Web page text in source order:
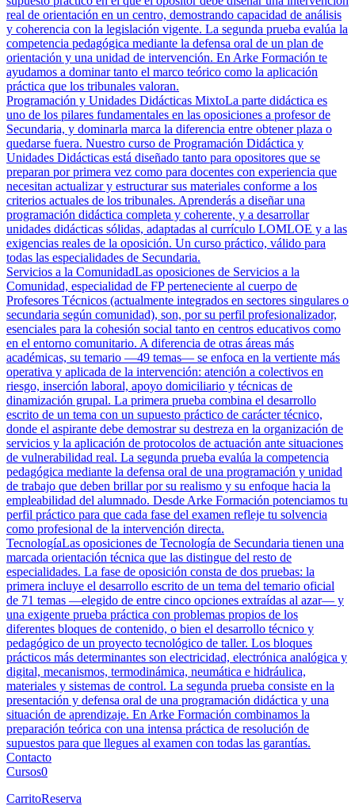
real de orientación en un centro, demostrando capacidad de análisis
y coherencia con la legislación vigente. La segunda prueba evalúa la
competencia pedagógica mediante la defensa oral de un plan de
orientación y una unidad de intervención. En Arke Formación te
ayudamos a dominar tanto el marco teórico como la aplicación
práctica que los tribunales valoran.
Programación y Unidades Didácticas MixtoLa parte didáctica es
uno de los pilares fundamentales en las oposiciones a profesor de
Secundaria, y dominarla marca la diferencia entre obtener plaza o
quedarse fuera. Nuestro curso de Programación Didáctica y
Unidades Didácticas está diseñado tanto para opositores que se
preparan por primera vez como para docentes con experiencia que
necesitan actualizar y estructurar sus materiales conforme a los
criterios actuales de los tribunales. Aprenderás a diseñar una
programación didáctica completa y coherente, y a desarrollar
unidades didácticas sólidas, adaptadas al currículo LOMLOE y a las
exigencias reales de la oposición. Un curso práctico, válido para
todas las especialidades de Secundaria.
Servicios a la ComunidadLas oposiciones de Servicios a la
Comunidad, especialidad de FP perteneciente al cuerpo de
Profesores Técnicos (actualmente integrados en sectores singulares o
secundaria según comunidad), son, por su perfil profesionalizador,
esenciales para la cohesión social tanto en centros educativos como
en el entorno comunitario. A diferencia de otras áreas más
académicas, su temario —49 temas— se enfoca en la vertiente más
operativa y aplicada de la intervención: atención a colectivos en
riesgo, inserción laboral, apoyo domiciliario y técnicas de
dinamización grupal. La primera prueba combina el desarrollo
escrito de un tema con un supuesto práctico de carácter técnico,
donde el aspirante debe demostrar su destreza en la organización de
servicios y la aplicación de protocolos de actuación ante situaciones
de vulnerabilidad real. La segunda prueba evalúa la competencia
pedagógica mediante la defensa oral de una programación y unidad
de trabajo que deben brillar por su realismo y su enfoque hacia la
empleabilidad del alumnado. Desde Arke Formación potenciamos tu
perfil práctico para que cada fase del examen refleje tu solvencia
como profesional de la intervención directa.
TecnologíaLas oposiciones de Tecnología de Secundaria tienen una
marcada orientación técnica que las distingue del resto de
especialidades. La fase de oposición consta de dos pruebas: la
primera incluye el desarrollo escrito de un tema del temario oficial
de 71 temas —elegido de entre cinco opciones extraídas al azar— y
una exigente prueba práctica con problemas propios de los
diferentes bloques de contenido, o bien el desarrollo técnico y
pedagógico de un proyecto tecnológico de taller. Los bloques
prácticos más determinantes son electricidad, electrónica analógica y
digital, mecanismos, termodinámica, neumática e hidráulica,
materiales y sistemas de control. La segunda prueba consiste en la
presentación y defensa oral de una programación didáctica y una
situación de aprendizaje. En Arke Formación combinamos la
preparación teórica con una intensa práctica de resolución de
supuestos para que llegues al examen con todas las garantías.
Contacto
Cursos0
CarritoReserva